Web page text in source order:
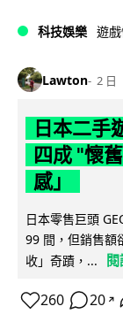
科技娛樂 遊
Lawton 2 日
日本二手
四成 "懷
感」
日本零售巨頭
99 間，但銷售額
收」奇蹟，...
260 20 ↗